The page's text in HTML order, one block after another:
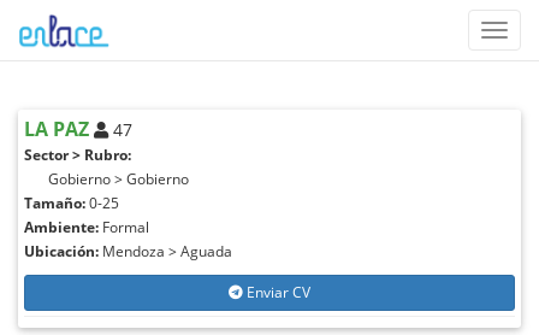
LA PAZ 47
Sector > Rubro:
Gobierno > Gobierno
Tamaño:0-25
Ambiente: Formal
Ubicación: Mendoza > Aguada
Enviar CV